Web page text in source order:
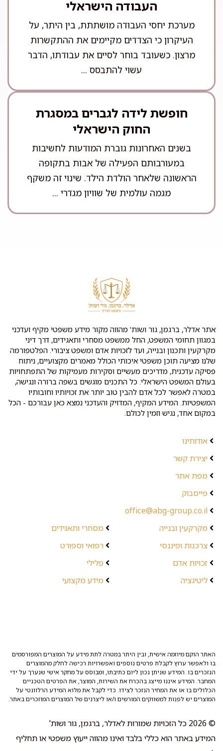
העבודה הישראלי
מערכת יחסי העבודה מושתתת, בין היתר, על
העיקרון כי הצדדים מקיימים את ההתקשרות
מרצון. כשעובד בוחר לסיים את עבודתו, הדבר
עשוי להתבסס ...
חופשת לידה לגברים במסגרת
החוק הישראלי
בשנים האחרונות גוברת המודעות לחשיבות
במעורבותם הפעילה של אבות בתקופה
הראשונה שלאחר הולדת הילד. שינוי זה משקף
מגמה עולמית של שוויון מגדרי ...
אתר אדלר, ברגמן, גור ושות' מהווה מקור מידע משפטי מקיף ועדכני
במגוון תחומי המשפט, החל ממשפט מסחרי ותאגידים, דרך דיני
מקרקעין ותכנון ובנייה, ועד לזכויות אדם ומשפט ציבורי. הפלטפורמה
שלנו מציעה תוכן משפטי איכותי הכולל מאמרים מקצועיים, ניתוח
פסיקה עדכנית, מדריכים מעשיים וסקירות מעמיקות של התפתחויות
בעולם המשפט הישראלי. כל התכנים מוגשים בשפה ברורה ונגישה,
במטרה לאפשר לכל אדם להבין טוב יותר את זכויותיו וחובותיו
המשפטיות. המידע המקיף, המדויק והעדכני נמצא כאן עבורכם - הכל
במקום אחד, נגיש וזמין לכולם.
אודותינו
יצירת קשר
מפת אתר
פייסבוק
office@abg-group.co.il
מקרקעין ובנייה
צרכנות ופיננסי
זכויות אדם
ליטיגציה
מסחרי ותאגידים
רפואי וספורט
פלילי
מידע מקצועי
האתר הוקם מיוזמה אישית, ובין היתר במטרה לתת מידע על המוצרים המפורסמים
בו ולאפשר ערוץ לקבלת פרטים נוספים ואפשרויות רכישה לחלק מהמוצרים
הנזכרים בו. המידע שניתן נכון ליום כתיבתו, ומבוסס על מחקר אישי שנערך על ידי
המחבר. המידע איננו מייצג בהכרח את השירות, המוצר, את הפרטים הטכניים
הכלולים בו או את המחיר הנזכר לצידו. כדי לקבל את מלוא המידע הרלוונטי על
המוצרים יש לפנות למשווקים המורשים ו/או ליצרנים של המוצרים המוזכרים באתר.
© 2026 כל הזכויות שמורות לאדלר, ברגמן, גור ושות'
המידע באתר הוא כללי בלבד ואינו מהווה ייעוץ משפטי או תחליף